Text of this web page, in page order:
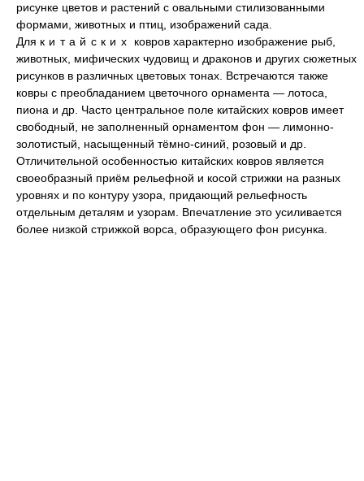
рисунке цветов и растений с овальными стилизованными
формами, животных и птиц, изображений сада.
Для китайских
ковров характерно изображение рыб,
животных, мифических чудовищ и драконов и других сюжетных
рисунков в различных цветовых тонах. Встречаются также
ковры с преобладанием цветочного орнамента — лотоса,
пиона и др. Часто центральное поле китайских ковров имеет
свободный, не заполненный орнаментом фон — лимонно-
золотистый, насыщенный тёмно-синий, розовый и др.
Отличительной особенностью китайских ковров является
своеобразный приём рельефной и косой стрижки на разных
уровнях и по контуру узора, придающий рельефность
отдельным деталям и узорам. Впечатление это усиливается
более низкой стрижкой ворса, образующего фон рисунка.